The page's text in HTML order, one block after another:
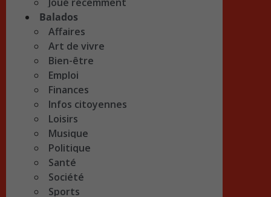
Balados
Affaires
Art de vivre
Bien-être
Emploi
Finances
Infos citoyennes
Loisirs
Musique
Politique
Santé
Société
Sports